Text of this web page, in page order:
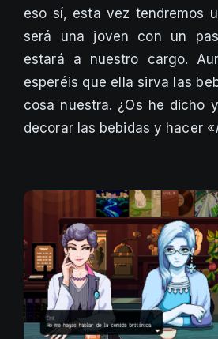
eso sí, esta vez tendremos
será una joven con un
estará a nuestro cargo.
esperéis que ella sirva las
cosa nuestra. ¿Os he dicho
decorar las bebidas y hacer «